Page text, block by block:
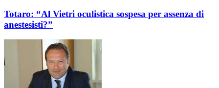
Totaro: “Al Vietri oculistica sospesa per assenza di
anestesisti?”